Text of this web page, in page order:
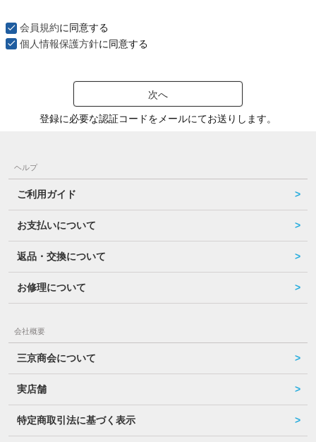
会員規約に同意する
個人情報保護方針に同意する
次へ
登録に必要な認証コードをメールにてお送りします。
ヘルプ
ご利用ガイド
お支払いについて
返品・交換について
お修理について
会社概要
三京商会について
実店舗
特定商取引法に基づく表示